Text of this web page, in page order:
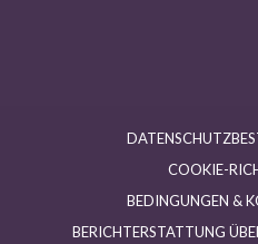
COOKIE-
BEDINGUNGEN &
BERICHTERSTATTUNG